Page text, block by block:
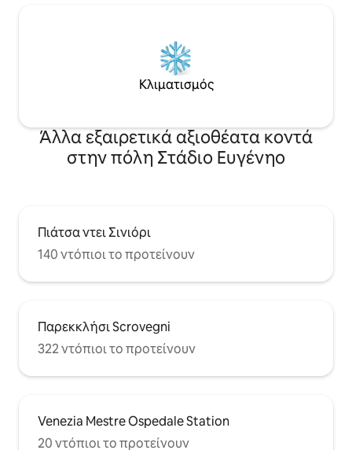
Κλιματισμός
Άλλα εξαιρετικά αξιοθέατα κοντά
στην πόλη Στάδιο Ευγένηο
Πιάτσα ντει Σινιόρι
140 ντόπιοι το προτείνουν
Παρεκκλήσι Scrovegni
322 ντόπιοι το προτείνουν
Venezia Mestre Ospedale Station
20 ντόπιοι το προτείνουν